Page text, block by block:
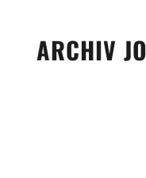
contentARCHIV